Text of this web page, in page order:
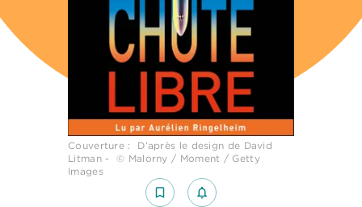
Couverture : D’après le design de David
Litman - © Malorny / Moment / Getty
Images
bookmark_border notifications_none_outlined